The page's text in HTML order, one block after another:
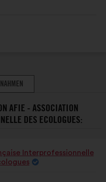
AFIE - ASSOCIATION
DES ECOLOGUES:
Interprofessionnelle